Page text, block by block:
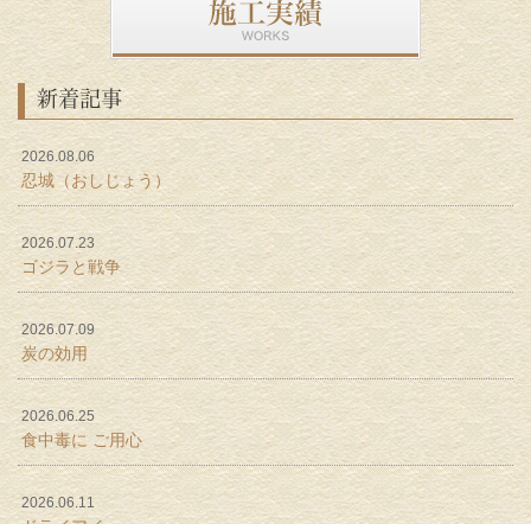
新着記事
2026.08.06
忍城（おしじょう）
2026.07.23
ゴジラと戦争
2026.07.09
炭の効用
2026.06.25
食中毒に ご用心
2026.06.11